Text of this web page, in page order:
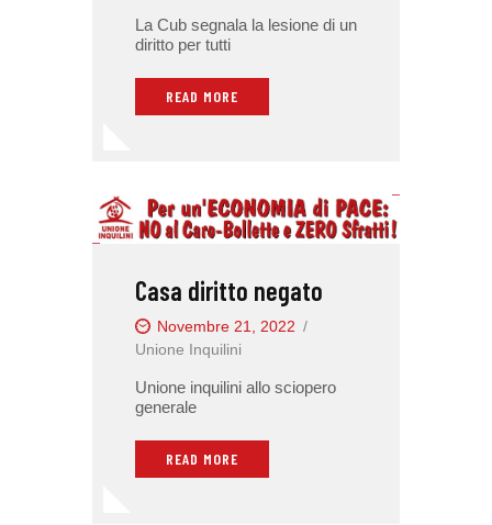
La Cub segnala la lesione di un
diritto per tutti
READ MORE
Casa diritto negato
Novembre 21, 2022
Unione Inquilini
Unione inquilini allo sciopero
generale
READ MORE